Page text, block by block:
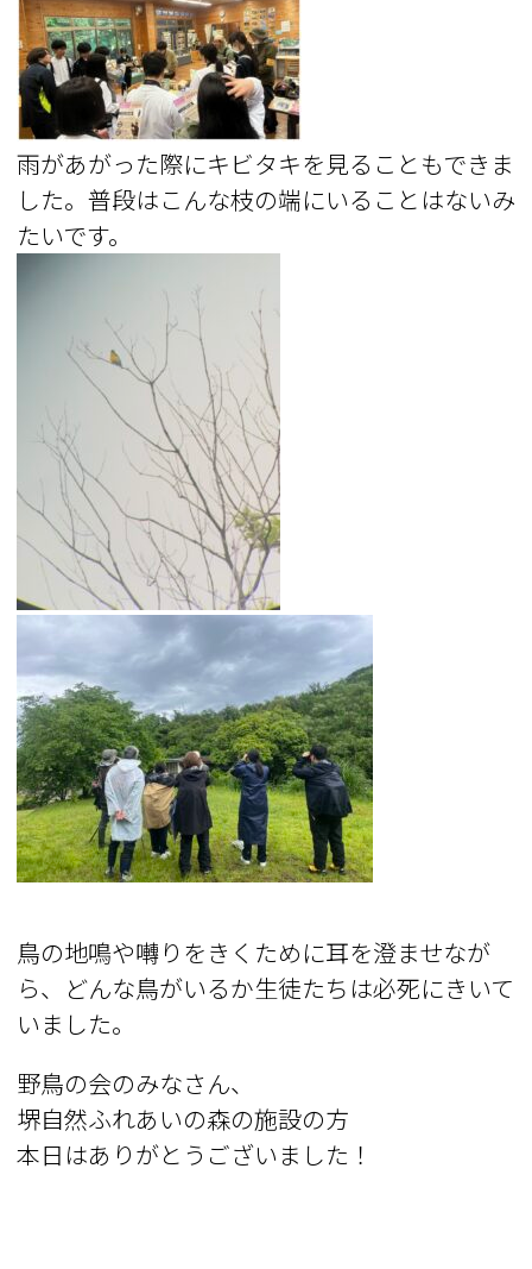
雨があがった際にキビタキを見ることもできま
した。普段はこんな枝の端にいることはないみ
たいです。
鳥の地鳴や囀りをきくために耳を澄ませなが
ら、どんな鳥がいるか生徒たちは必死にきいて
いました。
野鳥の会のみなさん、
堺自然ふれあいの森の施設の方
本日はありがとうございました！